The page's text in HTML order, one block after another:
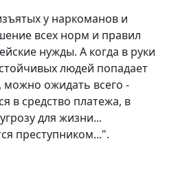
у наркоманов и
всех норм и правил
нужды. А когда в руки
людей попадает
можно ожидать всего -
в средство платежа, в
для жизни...
преступником...".